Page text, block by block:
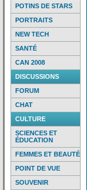
POTINS DE STARS
PORTRAITS
NEW TECH
SANTÉ
CAN 2008
DISCUSSIONS
FORUM
CHAT
CULTURE
SCIENCES ET
ÉDUCATION
FEMMES ET BEAUTÉ
POINT DE VUE
SOUVENIR